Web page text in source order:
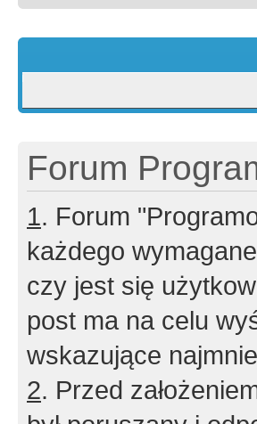
Forum
1. Forum
każdego
czy jest się
post ma na celu
wskazujące
2. Przed